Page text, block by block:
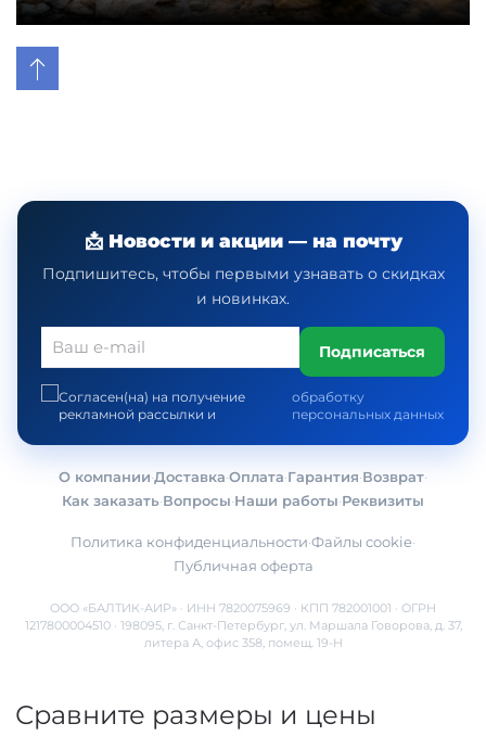
📩 Новости и акции — на почту
Подпишитесь, чтобы первыми узнавать о скидках
и новинках.
Подписаться
Согласен(на) на получение
рекламной рассылки и
обработку
персональных данных
О компании·Доставка·Оплата·Гарантия·Возврат·
Как заказать·Вопросы·Наши работы·Реквизиты
Политика конфиденциальности·Файлы cookie·
Публичная оферта
ООО «БАЛТИК-АИР» · ИНН 7820075969 · КПП 782001001 · ОГРН
1217800004510 · 198095, г. Санкт-Петербург, ул. Маршала Говорова, д. 37,
литера А, офис 358, помещ. 19-Н
Сравните размеры и цены